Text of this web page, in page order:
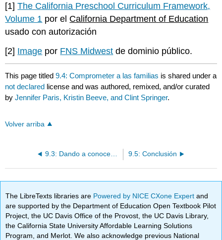
[1]The California Preschool Curriculum Framework,
Volume 1 por el California Department of Education
usado con autorización
[2] Image por FNS Midwest de dominio público.
This page titled9.4: Comprometer a las familias is shared under a
not declared license and was authored, remixed, and/or curated
byJennifer Paris, Kristin Beeve, and Clint Springer.
Volver arriba
9.3: Dando a conocer los fundamentos 9.5: Conclusión
The LibreTexts libraries are Powered by NICE CXone Expertand
are supported by the Department of Education Open Textbook Pilot
Project, the UC Davis Office of the Provost, the UC Davis Library,
the California State University Affordable Learning Solutions
Program, and Merlot. We also acknowledge previous National